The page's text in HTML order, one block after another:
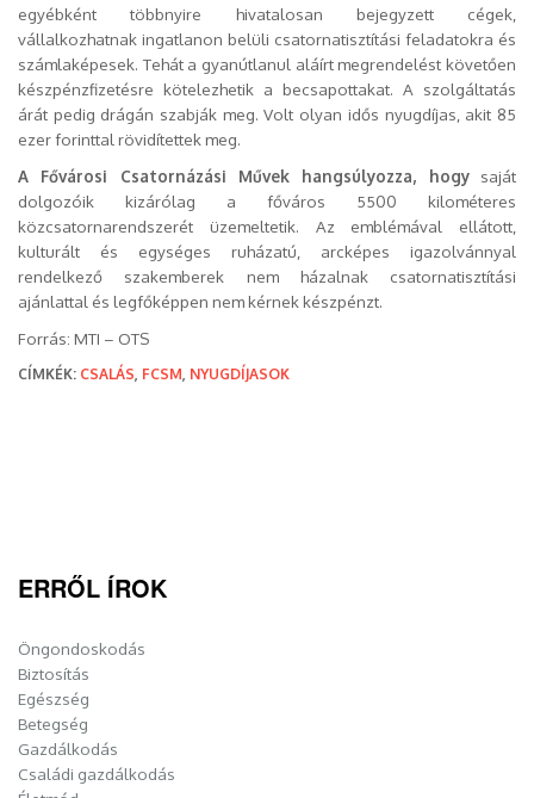
egyébként többnyire hivatalosan bejegyzett cégek,
vállalkozhatnak ingatlanon belüli csatornatisztítási feladatokra és
számlaképesek. Tehát a gyanútlanul aláírt megrendelést követően
készpénzfizetésre kötelezhetik a becsapottakat. A szolgáltatás
árát pedig drágán szabják meg. Volt olyan idős nyugdíjas, akit 85
ezer forinttal rövidítettek meg.
A Fővárosi Csatornázási Művek hangsúlyozza, hogysaját
dolgozóik kizárólag a főváros 5500 kilométeres
közcsatornarendszerét üzemeltetik. Az emblémával ellátott,
kulturált és egységes ruházatú, arcképes igazolvánnyal
rendelkező szakemberek nem házalnak csatornatisztítási
ajánlattal és legfőképpen nem kérnek készpénzt.
Forrás: MTI – OTS
CÍMKÉK: CSALÁS FCSM NYUGDÍJASOK
ERRŐL ÍROK
Öngondoskodás
Biztosítás
Egészség
Betegség
Gazdálkodás
Családi gazdálkodás